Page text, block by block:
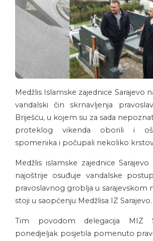
Medžlis Islamske zajednice Sarajevo
vandalski čin skrnavljenja
Briješću, u kojem su za sada
proteklog vikenda oborili i
spomenika i počupali nekoliko
Medžlis islamske zajednice
najoštrije osuđuje vandalske
pravoslavnog groblja u sarajevskom
stoji u saopćenju Medžlisa IZ Sarajevo.
Tim povodom delegacija MIZ
ponedjeljak posjetila pomenuto